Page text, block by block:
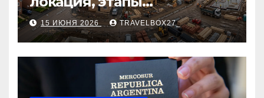
строительства, проверка
застройщика, сценарии
оформления сделки и
рыночные ориентиры
15 ИЮНЯ 2026 TRAVELBOX27_